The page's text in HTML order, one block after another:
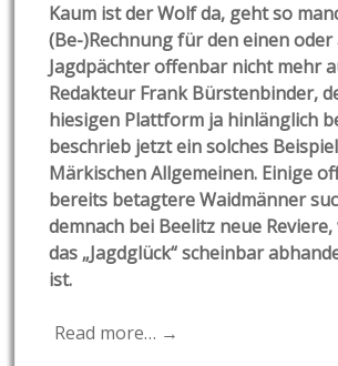
Kaum ist der Wolf da, geht so
(Be-)Rechnung für den einen
Jagdpächter offenbar nicht mehr
Redakteur Frank Bürstenbinder,
hiesigen Plattform ja hinlänglich
beschrieb jetzt ein solches
Märkischen Allgemeinen. Einige
bereits betagtere Waidmänner
demnach bei Beelitz neue
das „Jagdglück“ scheinbar
ist.
Read more… →